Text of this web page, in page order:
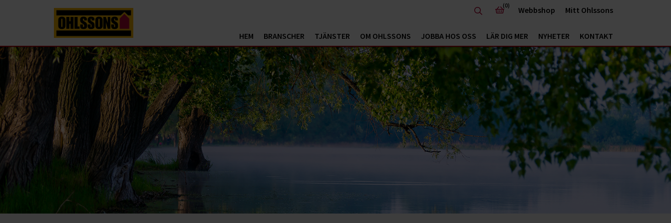
HEM BRANSCHER TJÄNSTER OM OHLSSONS JOBBA HOS OSS LÄR DIG MER NYHETER KONTAKT
(0) Webbshop Mitt Ohlssons